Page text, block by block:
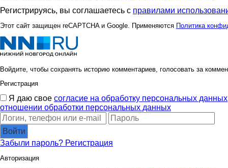
Регистрируясь, вы соглашаетесь с правилами
Этот сайт защищен reCAPTCHA и Google. Применяются Политика
Войдите, чтобы сохранять историю комментариев, голосовать за
Регистрация
Я даю свое согласие на обработку персональных данных
отношении обработки персональных данных
Войти
Забыли пароль? Регистрация
Авторизация